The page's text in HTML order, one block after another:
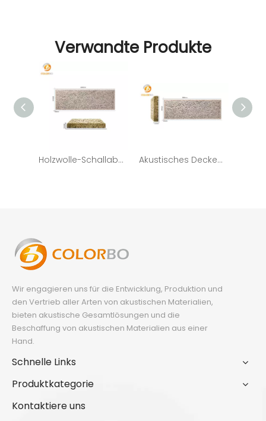
Verwandte Produkte
Holzwolle-Schallabsorptions-feuerfeste Platte für Deckendekor Akustisches Deckenpaneel aus feuerfester Holzwolle der Klasse A
Wir engagieren uns für die Entwicklung, Produktion und
den Vertrieb aller Arten von akustischen Materialien,
bieten akustische Gesamtlösungen und die
Beschaffung von akustischen Materialien aus einer
Hand.
Schnelle Links
Produktkategorie
Kontaktiere uns